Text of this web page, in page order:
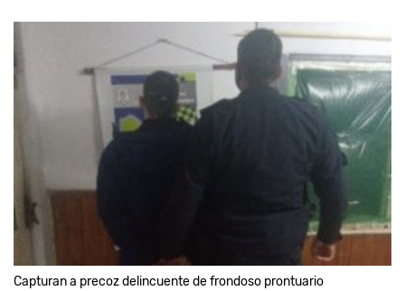
Capturan a precoz delincuente de frondoso prontuario